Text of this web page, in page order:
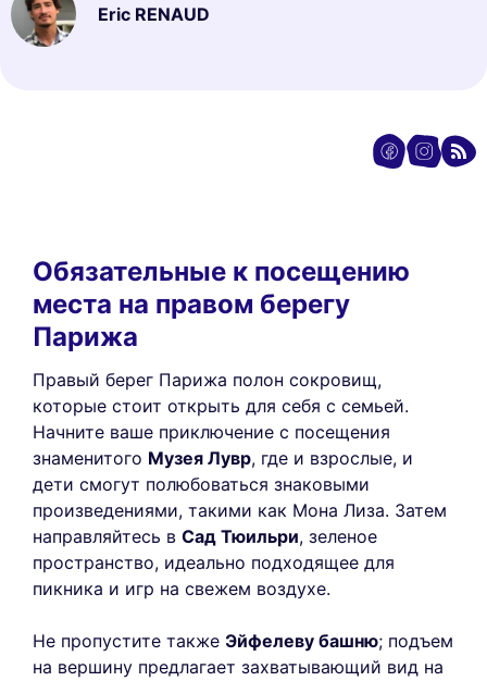
Eric RENAUD
Обязательные к посещению
места на правом берегу
Парижа
Правый берег Парижа полон сокровищ,
которые стоит открыть для себя с семьей.
Начните ваше приключение с посещения
знаменитого Музея Лувр, где и взрослые, и
дети смогут полюбоваться знаковыми
произведениями, такими как Мона Лиза. Затем
направляйтесь в Сад Тюильри, зеленое
пространство, идеально подходящее для
пикника и игр на свежем воздухе.
Не пропустите также Эйфелеву башню; подъем
на вершину предлагает захватывающий вид на